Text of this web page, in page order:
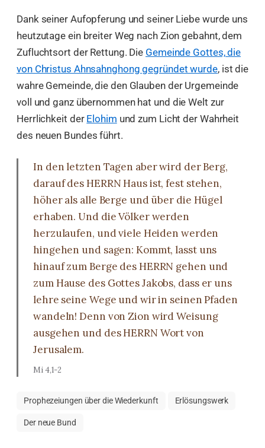
Dank seiner Aufopferung und seiner Liebe wurde uns
heutzutage ein breiter Weg nach Zion gebahnt, dem
Zufluchtsort der Rettung. Die Gemeinde Gottes, die
von Christus Ahnsahnghong gegründet wurde, ist die
wahre Gemeinde, die den Glauben der Urgemeinde
voll und ganz übernommen hat und die Welt zur
Herrlichkeit der Elohim und zum Licht der Wahrheit
des neuen Bundes führt.
In den letzten Tagen aber wird der Berg,
darauf des HERRN Haus ist, fest stehen,
höher als alle Berge und über die Hügel
erhaben. Und die Völker werden
herzulaufen, und viele Heiden werden
hingehen und sagen: Kommt, lasst uns
hinauf zum Berge des HERRN gehen und
zum Hause des Gottes Jakobs, dass er uns
lehre seine Wege und wir in seinen Pfaden
wandeln! Denn von Zion wird Weisung
ausgehen und des HERRN Wort von
Jerusalem.
Mi 4,1-2
Prophezeiungen über die Wiederkunft Erlösungswerk
Der neue Bund